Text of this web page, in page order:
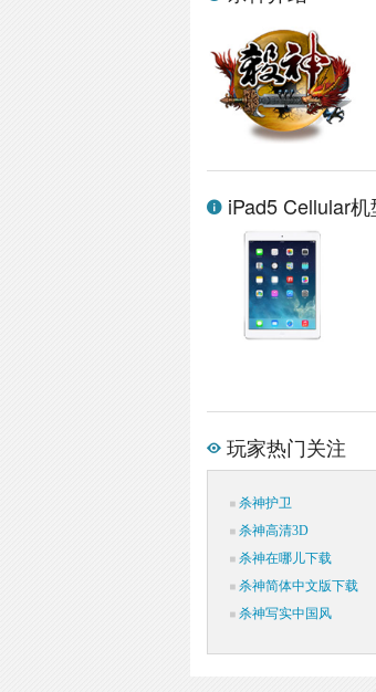
iPad5 Cellular
玩家热门关注
杀神护卫
杀神高清3D
杀神在哪儿下载
杀神简体中文版下载
杀神写实中国风